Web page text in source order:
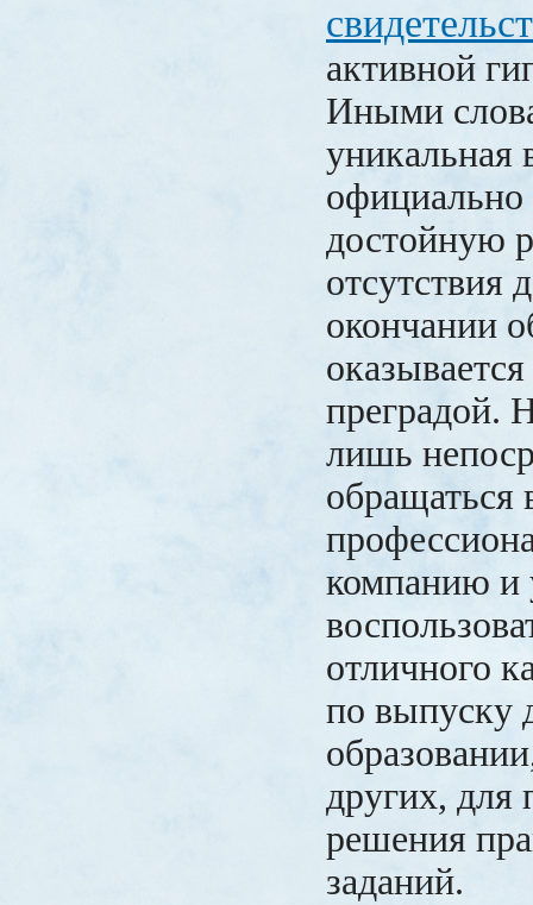
активной
Иными
уникальная
официально
достойную
отсутствия
окончании
преградой.
лишь
обращаться
компанию и
отличного
по выпуску
других, для
решения
заданий.